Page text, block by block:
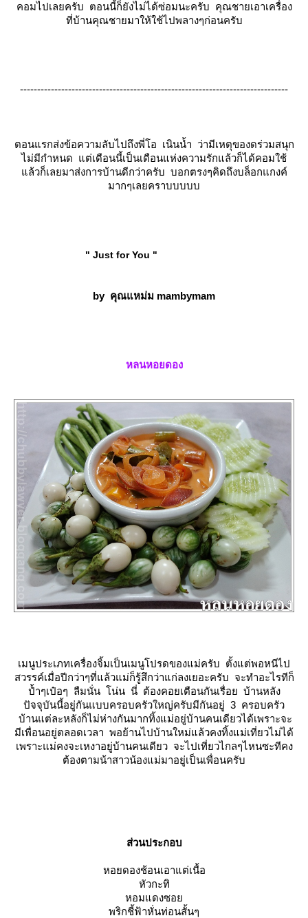
คอมไปเลยครับ ตอนนี้ก็ยังไม่ได้ซ่อมนะครับ คุณชายเอาเครื่อง
ที่บ้านคุณชายมาให้ใช้ไปพลางๆก่อนครับ
------------------------------------------------------------------------------
ตอนแรกส่งข้อความลับไปถึงพี่โอ เนินน้ำ ว่ามีเหตุของดร่วมสนุก
ไม่มีกำหนด แต่เดือนนี้เป็นเดือนแห่งความรักแล้วก็ได้คอมใช้
ล้วก็เลยมาส่งการบ้านดีกว่าครับ บอกตรงๆคิดถึงบล็อกแกงค์
มากๆเลยคราบบบบบ
" Just for You "
by คุณแหม่ม mambymam
หลนหอยดอง
เมนูประเภทเครื่องจิ้มเป็นเมนูโปรดของแม่ครับ ตั้งแต่พอหนีไป
สวรรค์เมื่อปีกว่าๆที่แล้วแม่ก็รู้สึกว่าแก่ลงเยอะครับ จะทำอะไรทีก็
ป้ำๆเป๋อๆ ลืมนั่น โน่น นี่ ต้องคอยเตือนกันเรื่อย บ้านหลัง
ปัจจุบันนี้อยู่กันแบบครอบครัวใหญ่ครับมีกันอยู่ 3 ครอบครัว
บ้านแต่ละหลังก็ไม่ห่างกันมากทิ้งแม่อยู่บ้านคนเดียวได้เพราะจะ
มีเพื่อนอยู่ตลอดเวลา พอย้านไปบ้านใหม่แล้วคงทิ้งแม่เที่ยวไม่ได้
เพราะแม่คงจะเหงาอยู่บ้านคนเดียว จะไปเที่ยวไกลๆไหนซะทีคง
ต้องตามน้าสาวน้องแม่มาอยู่เป็นเพื่อนครับ
ส่วนประกอบ
หอยดองช้อนเอาแต่เนื้อ
หัวกะทิ
หอมแดงซอ
พริกชี้ฟ้าหั่นท่อนสั้นๆ